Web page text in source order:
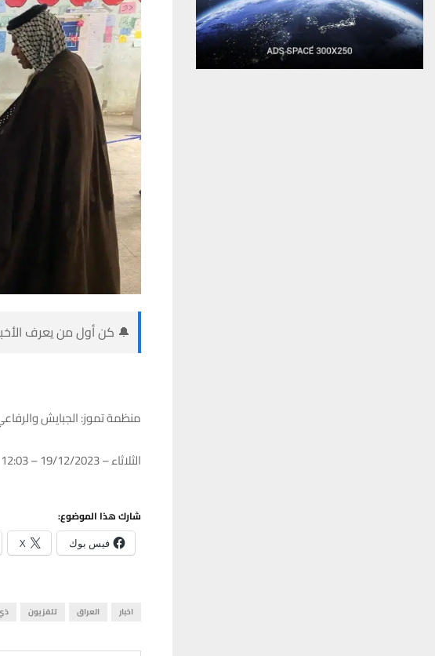
🔔 كن أول من يعرف
منظمة تموز: الجبايش
الثلاثاء – 19/12/2023 – 12:03
شارك هذا الموضوع:
فيس بوك X
اخبار العراق تلفزيون